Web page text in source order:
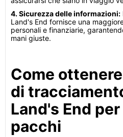
4. Sicurezza delle informazioni:
Land's End fornisce una
personali e finanziarie,
mani giuste.
Come
di
Land's End
pacchi